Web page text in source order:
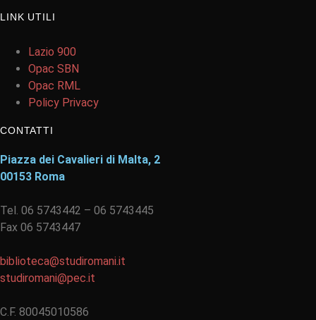
LINK UTILI
Lazio 900
Opac SBN
Opac RML
Policy Privacy
CONTATTI
Piazza dei Cavalieri di Malta, 2
00153 Roma
Tel. 06 5743442 – 06 5743445
Fax 06 5743447
biblioteca@studiromani.it
studiromani@pec.it
C.F. 80045010586